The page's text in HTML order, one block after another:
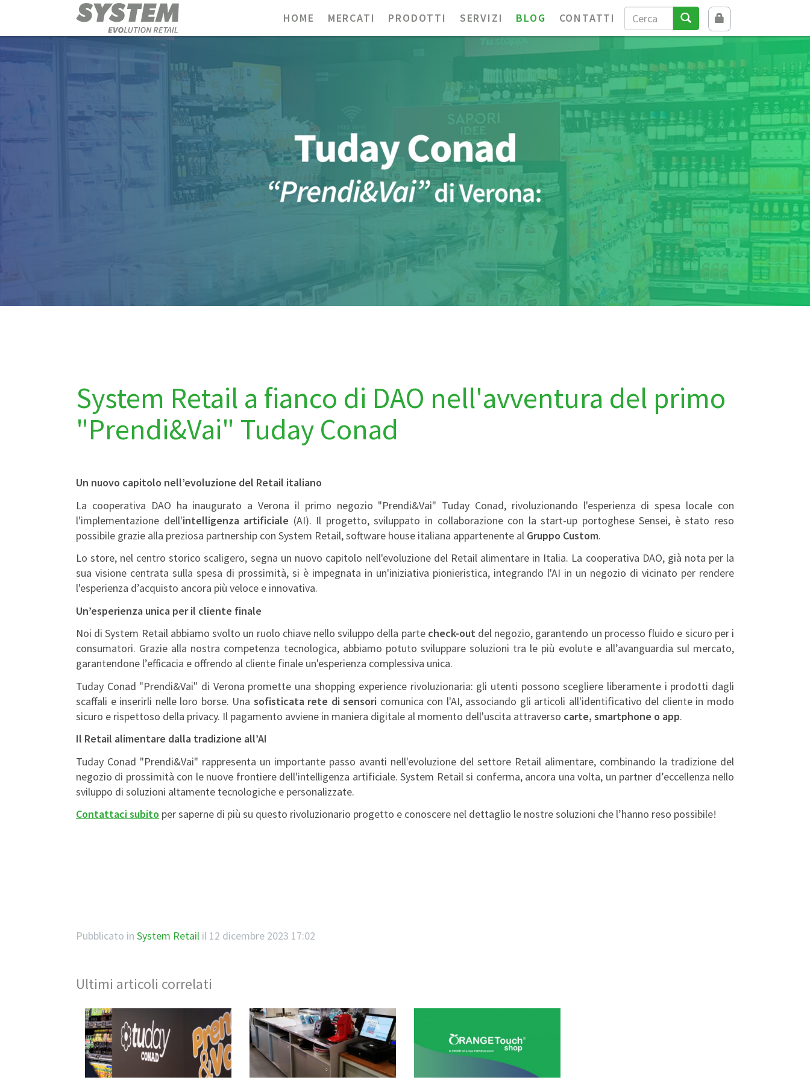
HOME MERCATI PRODOTTI SERVIZI BLOG CONTATTI
System Retail a fianco di DAO nell'avventura del primo
"Prendi&Vai" Tuday Conad
Un nuovo capitolo nell’evoluzione del Retail italiano
La cooperativa DAO ha inaugurato a Verona il primo negozio "Prendi&Vai" Tuday Conad, rivoluzionando l'esperienza di spesa locale con
l'implementazione dell'intelligenza artificiale (AI). Il progetto, sviluppato in collaborazione con la start-up portoghese Sensei, è stato reso
possibile grazie alla preziosa partnership con System Retail, software house italiana appartenente al Gruppo Custom.
Lo store, nel centro storico scaligero, segna un nuovo capitolo nell'evoluzione del Retail alimentare in Italia. La cooperativa DAO, già nota per la
sua visione centrata sulla spesa di prossimità, si è impegnata in un'iniziativa pionieristica, integrando l'AI in un negozio di vicinato per rendere
l'esperienza d’acquisto ancora più veloce e innovativa.
Un’esperienza unica per il cliente finale
Noi di System Retail abbiamo svolto un ruolo chiave nello sviluppo della parte check-outdel negozio, garantendo un processo fluido e sicuro per i
consumatori. Grazie alla nostra competenza tecnologica, abbiamo potuto sviluppare soluzioni tra le più evolute e all’avanguardia sul mercato,
garantendone l’efficacia e offrendo al cliente finale un'esperienza complessiva unica.
Tuday Conad "Prendi&Vai" di Verona promette una shopping experience rivoluzionaria: gli utenti possono scegliere liberamente i prodotti dagli
scaffali e inserirli nelle loro borse. Una sofisticata rete di sensori comunica con l'AI, associando gli articoli all'identificativo del cliente in modo
sicuro e rispettoso della privacy. Il pagamento avviene in maniera digitale al momento dell'uscita attraverso carte, smartphone o app.
Il Retail alimentare dalla tradizione all’AI
Tuday Conad "Prendi&Vai" rappresenta un importante passo avanti nell'evoluzione del settore Retail alimentare, combinando la tradizione del
negozio di prossimità con le nuove frontiere dell'intelligenza artificiale. System Retail si conferma, ancora una volta, un partner d’eccellenza nello
sviluppo di soluzioni altamente tecnologiche e personalizzate.
Contattaci subito per saperne di più su questo rivoluzionario progetto e conoscere nel dettaglio le nostre soluzioni che l’hanno reso possibile!
Pubblicato in System Retail il 12 dicembre 2023 17:02
Ultimi articoli correlati